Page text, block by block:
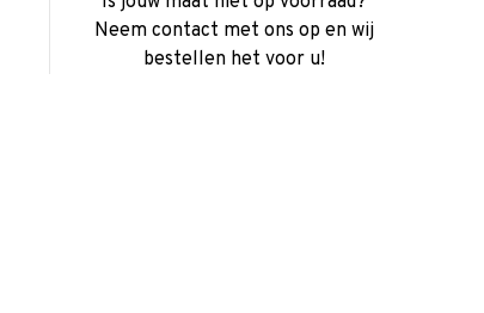
Neem contact met ons op en wij
bestellen het voor u!